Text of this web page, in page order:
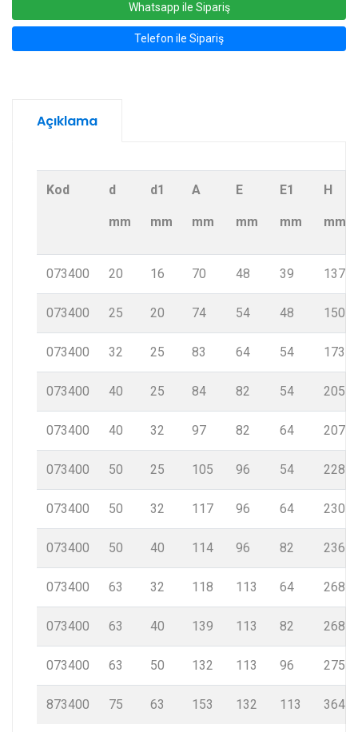
Whatsapp ile Sipariş
Telefon ile Sipariş
Açıklama
Kod d
mm
d1
mm
A
mm
E
mm
E1
mm
H
mm
073400 20 16 70 48 39 137
073400 25 20 74 54 48 150
073400 32 25 83 64 54 173
073400 40 25 84 82 54 205
073400 40 32 97 82 64 207
073400 50 25 105 96 54 228
073400 50 32 117 96 64 230
073400 50 40 114 96 82 236
073400 63 32 118 113 64 268
073400 63 40 139 113 82 268
073400 63 50 132 113 96 275
873400 75 63 153 132 113 364